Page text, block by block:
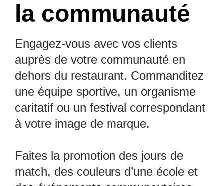
la communauté
Engagez-vous avec vos clients
auprès de votre communauté en
dehors du restaurant. Commanditez
une équipe sportive, un organisme
caritatif ou un festival correspondant
à votre image de marque.
Faites la promotion des jours de
match, des couleurs d’une école et